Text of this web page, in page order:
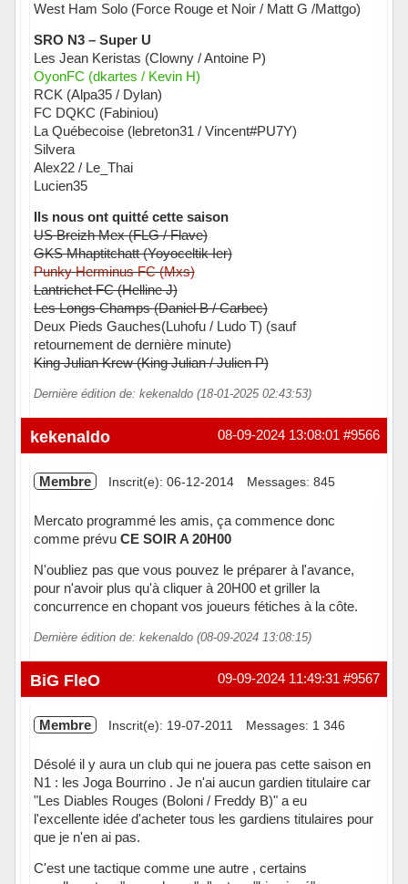
West Ham Solo (Force Rouge et Noir / Matt G /Mattgo)
SRO N3 – Super U
Les Jean Keristas (Clowny / Antoine P)
OyonFC (dkartes / Kevin H)
RCK (Alpa35 / Dylan)
FC DQKC (Fabiniou)
La Québecoise (lebreton31 / Vincent#PU7Y)
Silvera
Alex22 / Le_Thai
Lucien35
Ils nous ont quitté cette saison
US Breizh Mex (FLG / Flave)
GKS Mhaptitchatt (Yoyoceltik Ier)
Punky Herminus FC (Mxs)
Lantrichet FC (Helline J)
Les Longs Champs (Daniel B / Carbec)
Deux Pieds Gauches(Luhofu / Ludo T) (sauf
retournement de dernière minute)
King Julian Krew (King Julian / Julien P)
Dernière édition de: kekenaldo (18-01-2025 02:43:53)
Hors ligne #9566
08-09-2024 13:08:01
kekenaldo
Membre Inscrit(e): 06-12-2014 Messages: 845
Mercato programmé les amis, ça commence donc
comme prévu CE SOIR A 20H00
N'oubliez pas que vous pouvez le préparer à l'avance,
pour n'avoir plus qu'à cliquer à 20H00 et griller la
concurrence en chopant vos joueurs fétiches à la côte.
Dernière édition de: kekenaldo (08-09-2024 13:08:15)
Hors ligne #9567
09-09-2024 11:49:31
BiG FleO
Membre Inscrit(e): 19-07-2011 Messages: 1 346
Désolé il y aura un club qui ne jouera pas cette saison en
N1 : les Joga Bourrino . Je n'ai aucun gardien titulaire car
"Les Diables Rouges (Boloni / Freddy B)" a eu
l'excellente idée d'acheter tous les gardiens titulaires pour
que je n'en ai pas.
C'est une tactique comme une autre , certains